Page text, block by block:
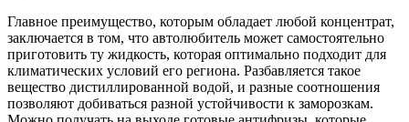
Главное преимущество, которым обладает любой концентрат,
заключается в том, что автолюбитель может самостоятельно
приготовить ту жидкость, которая оптимально подходит для
климатических условий его региона. Разбавляется такое
вещество дистиллированной водой, и разные соотношения
позволяют добиваться разной устойчивости к заморозкам.